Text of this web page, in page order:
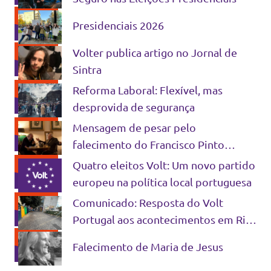
Presidenciais 2026
Volter publica artigo no Jornal de
Sintra
Reforma Laboral: Flexível, mas
desprovida de segurança
Mensagem de pesar pelo
falecimento do Francisco Pinto
Balsemão
Quatro eleitos Volt: Um novo partido
europeu na política local portuguesa
Comunicado: Resposta do Volt
Portugal aos acontecimentos em Rio
Falecimento de Maria de Jesus